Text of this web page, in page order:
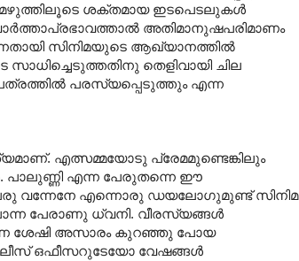
ശക്തമായ ഇടപെടലുകൾ
അതിമാനുഷപരിമാണം
സിനിമയുടെ ആഖ്യാനത്തിൽ
തെളിവായി ചില
പരസ്യപ്പെടുത്തും എന്ന
എത്സമ്മയോടു പ്രേമമുണ്ടെങ്കിലും
പാലുണ്ണി എന്ന പേരുതന്നെ ഈ
പേരു വന്നേനേ എന്നൊരു ഡയലോഗുമുണ്ട് സിനിമ
പേരാണു ധ്വനി. വീരസ്യങ്ങൾ
ശേഷി അസാരം കുറഞ്ഞു പോയ
ഒഫീസറുടേയോ വേഷങ്ങൾ